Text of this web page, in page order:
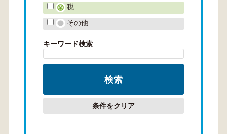
税
その他
キーワード検索
条件をクリア